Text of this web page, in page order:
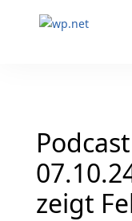
zeigt